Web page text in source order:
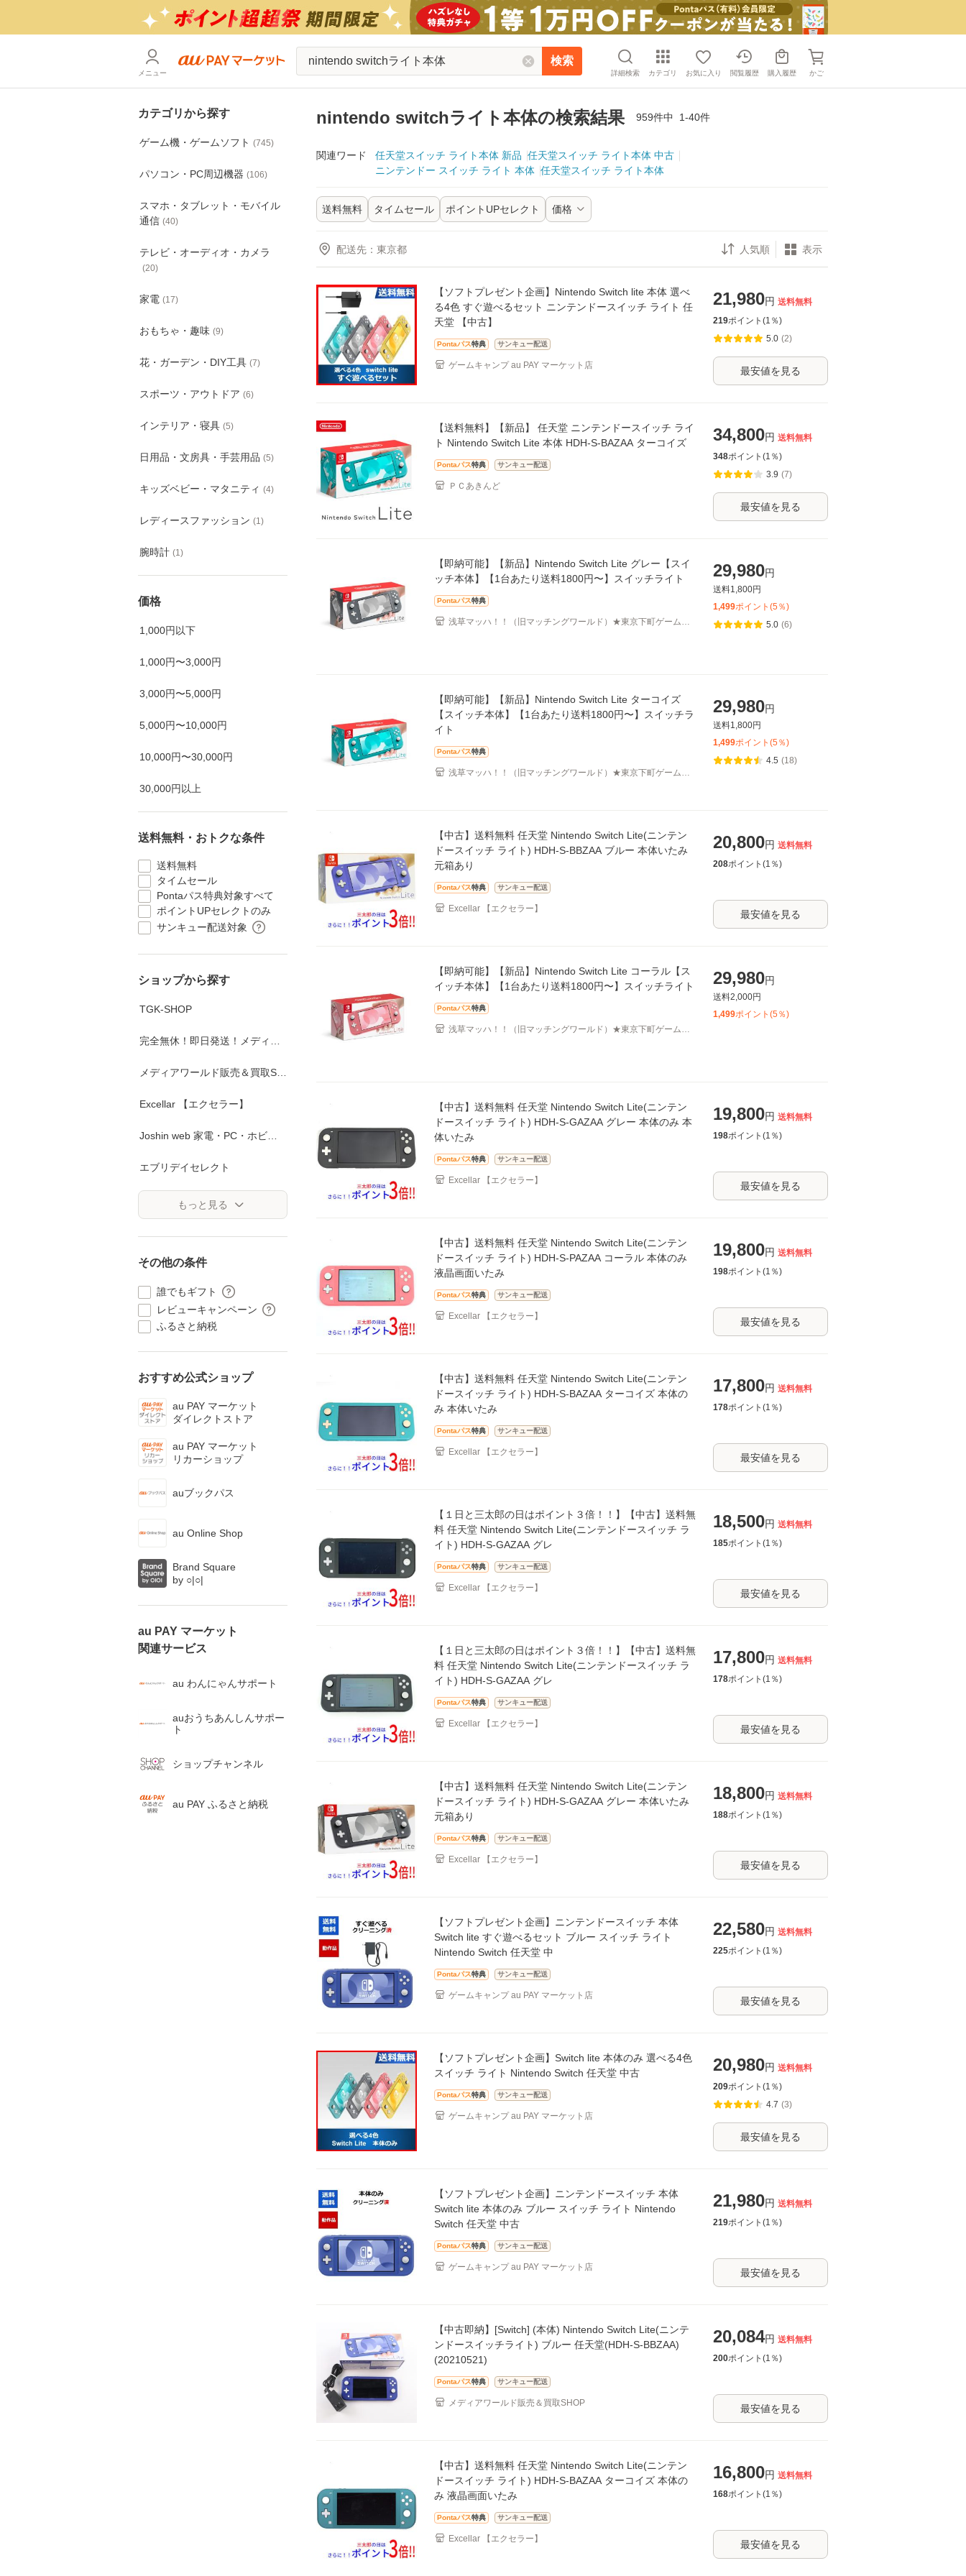
メニュー
検索
詳細検索 カテゴリ お気に入り 閲覧履歴 購入履歴 かご
カテゴリから探す
ゲーム機・ゲームソフト (745)
パソコン・PC周辺機器 (106)
スマホ・タブレット・モバイル
通信 (40)
テレビ・オーディオ・カメラ
(20)
家電 (17)
おもちゃ・趣味 (9)
花・ガーデン・DIY工具 (7)
スポーツ・アウトドア (6)
インテリア・寝具 (5)
日用品・文房具・手芸用品 (5)
キッズベビー・マタニティ (4)
レディースファッション (1 )
腕時計 (1 )
価格
1,000円以下
1,000円〜3,000円
3,000円〜5,000円
5,000円〜10,000円
10,000円〜30,000円
30,000円以上
送料無料・おトクな条件
送料無料
タイムセール
Pontaパス特典対象すべて
ポイントUPセレクトのみ
サンキュー配送対象
ショップから探す
TGK-SHOP
メディアワールド販売＆買取SHOP
Excellar 【エクセラー】
Joshin web 家電・PC・ホビー専門店
エブリデイセレクト
もっと見る
その他の条件
誰でもギフト
レビューキャンペーン
ふるさと納税
おすすめ公式ショップ
au PAY マーケット
ダイレクトストア
au PAY マーケット
リカーショップ
auブックパス
au Online Shop
Brand Square
by ○|○|
au PAY マーケット
関連サービス
au わんにゃんサポート
auおうちあんしんサポー
ト
ショップチャンネル
au PAY ふるさと納税
nintendo switchライト本体の検索結果 959件中 1-40件
関連ワード 任天堂スイッチ ライト本体 新品 任天堂スイッチ ライト本体 中古
ニンテンドー スイッチ ライト 本体 任天堂スイッチ ライト本体
送料無料 タイムセール ポイントUPセレクト 価格
配送先 ： 表示
【ソフトプレゼント企画】Nintendo Switch lite 本体 選べ
る4色 すぐ遊べるセット ニンテンドースイッチ ライト 任
天堂 【中古】
Pontaパス特典 サンキュー配送
ゲームキャンプ au PAY マーケット店
21,980円 送料無料
219ポイント(1 ％)
5.0 (2)
最安値を見る
【送料無料】【新品】 任天堂 ニンテンドースイッチ ライ
ト Nintendo Switch Lite 本体 HDH-S-BAZAA ターコイズ
Pontaパス特典 サンキュー配送
ＰＣあきんど
34,800円 送料無料
348ポイント(1 ％)
3.9 (7)
最安値を見る
【即納可能】【新品】Nintendo Switch Lite グレー【スイ
ッチ本体】【1台あたり送料1800円〜】スイッチライト
Pontaパス特典
浅草マッハ！！（旧マッチングワールド）★東京下町ゲーム問
29,980円
送料1,800円
1,499ポイント(5％)
5.0 (6)
【即納可能】【新品】Nintendo Switch Lite ターコイズ
【スイッチ本体】【1台あたり送料1800円〜】スイッチラ
イト
Pontaパス特典
浅草マッハ！！（旧マッチングワールド）★東京下町ゲーム問
29,980円
送料1,800円
1,499ポイント(5％)
4.5 (18)
【中古】送料無料 任天堂 Nintendo Switch Lite(ニンテン
ドースイッチ ライト) HDH-S-BBZAA ブルー 本体いたみ
元箱あり
Pontaパス特典 サンキュー配送
Excellar 【エクセラー】
20,800円 送料無料
208ポイント(1 ％)
最安値を見る
【即納可能】【新品】Nintendo Switch Lite コーラル【ス
イッチ本体】【1台あたり送料1800円〜】スイッチライト
Pontaパス特典
浅草マッハ！！（旧マッチングワールド）★東京下町ゲーム問
29,980円
送料2,000円
1,499ポイント(5％)
【中古】送料無料 任天堂 Nintendo Switch Lite(ニンテン
ドースイッチ ライト) HDH-S-GAZAA グレー 本体のみ 本
体いたみ
Pontaパス特典 サンキュー配送
Excellar 【エクセラー】
19,800円 送料無料
198ポイント(1 ％)
最安値を見る
【中古】送料無料 任天堂 Nintendo Switch Lite(ニンテン
ドースイッチ ライト) HDH-S-PAZAA コーラル 本体のみ
液晶画面いたみ
Pontaパス特典 サンキュー配送
Excellar 【エクセラー】
19,800円 送料無料
198ポイント(1 ％)
最安値を見る
【中古】送料無料 任天堂 Nintendo Switch Lite(ニンテン
ドースイッチ ライト) HDH-S-BAZAA ターコイズ 本体の
み 本体いたみ
Pontaパス特典 サンキュー配送
Excellar 【エクセラー】
17,800円 送料無料
178ポイント(1 ％)
最安値を見る
【１日と三太郎の日はポイント３倍！！】【中古】送料無
料 任天堂 Nintendo Switch Lite(ニンテンドースイッチ ラ
イト) HDH-S-GAZAA グレ
Pontaパス特典 サンキュー配送
Excellar 【エクセラー】
18,500円 送料無料
185ポイント(1 ％)
最安値を見る
【１日と三太郎の日はポイント３倍！！】【中古】送料無
料 任天堂 Nintendo Switch Lite(ニンテンドースイッチ ラ
イト) HDH-S-GAZAA グレ
Pontaパス特典 サンキュー配送
Excellar 【エクセラー】
17,800円 送料無料
178ポイント(1 ％)
最安値を見る
【中古】送料無料 任天堂 Nintendo Switch Lite(ニンテン
ドースイッチ ライト) HDH-S-GAZAA グレー 本体いたみ
元箱あり
Pontaパス特典 サンキュー配送
Excellar 【エクセラー】
18,800円 送料無料
188ポイント(1 ％)
最安値を見る
【ソフトプレゼント企画】ニンテンドースイッチ 本体
Switch lite すぐ遊べるセット ブルー スイッチ ライト
Nintendo Switch 任天堂 中
Pontaパス特典 サンキュー配送
ゲームキャンプ au PAY マーケット店
22,580円 送料無料
225ポイント(1 ％)
最安値を見る
【ソフトプレゼント企画】Switch lite 本体のみ 選べる4色
スイッチ ライト Nintendo Switch 任天堂 中古
Pontaパス特典 サンキュー配送
ゲームキャンプ au PAY マーケット店
20,980円 送料無料
209ポイント(1 ％)
4.7 (3)
最安値を見る
【ソフトプレゼント企画】ニンテンドースイッチ 本体
Switch lite 本体のみ ブルー スイッチ ライト Nintendo
Switch 任天堂 中古
Pontaパス特典 サンキュー配送
ゲームキャンプ au PAY マーケット店
21,980円 送料無料
219ポイント(1 ％)
最安値を見る
【中古即納】[Switch] (本体) Nintendo Switch Lite(ニンテ
ンドースイッチライト) ブルー 任天堂(HDH-S-BBZAA)
(20210521)
Pontaパス特典 サンキュー配送
メディアワールド販売＆買取SHOP
20,084円 送料無料
200ポイント(1 ％)
最安値を見る
【中古】送料無料 任天堂 Nintendo Switch Lite(ニンテン
ドースイッチ ライト) HDH-S-BAZAA ターコイズ 本体の
み 液晶画面いたみ
Pontaパス特典 サンキュー配送
Excellar 【エクセラー】
16,800円 送料無料
168ポイント(1 ％)
最安値を見る